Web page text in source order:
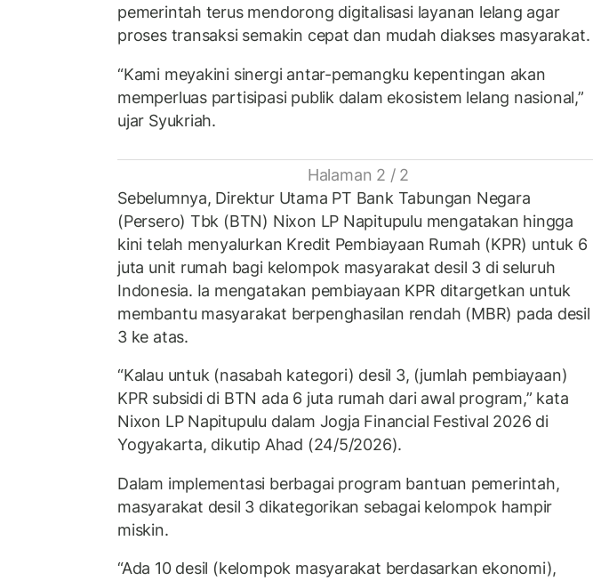
pemerintah terus mendorong digitalisasi layanan lelang agar
proses transaksi semakin cepat dan mudah diakses masyarakat.
“Kami meyakini sinergi antar-pemangku kepentingan akan
memperluas partisipasi publik dalam ekosistem lelang nasional,”
ujar Syukriah.
Halaman 2 / 2
Sebelumnya, Direktur Utama PT Bank Tabungan Negara
(Persero) Tbk (BTN) Nixon LP Napitupulu mengatakan hingga
kini telah menyalurkan Kredit Pembiayaan Rumah (KPR) untuk 6
juta unit rumah bagi kelompok masyarakat desil 3 di seluruh
Indonesia. Ia mengatakan pembiayaan KPR ditargetkan untuk
membantu masyarakat berpenghasilan rendah (MBR) pada desil
3 ke atas.
“Kalau untuk (nasabah kategori) desil 3, (jumlah pembiayaan)
KPR subsidi di BTN ada 6 juta rumah dari awal program,” kata
Nixon LP Napitupulu dalam Jogja Financial Festival 2026 di
Yogyakarta, dikutip Ahad (24/5/2026).
Dalam implementasi berbagai program bantuan pemerintah,
masyarakat desil 3 dikategorikan sebagai kelompok hampir
miskin.
“Ada 10 desil (kelompok masyarakat berdasarkan ekonomi),